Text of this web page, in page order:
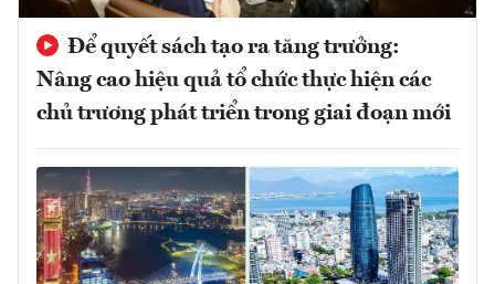
Để quyết sách tạo ra tăng trưởng:
Nâng cao hiệu quả tổ chức thực hiện các
chủ trương phát triển trong giai đoạn mới